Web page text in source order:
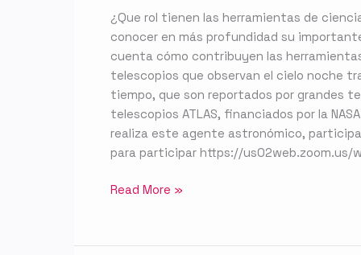
¿Que rol tienen las herramientas de
conocer en más profundidad su
cuenta cómo contribuyen las
telescopios que observan el cielo noche
tiempo, que son reportados por grandes
telescopios ATLAS, financiados por la
realiza este agente astronómico, participa
para participar https://us02web.zoom.us/
Read More »